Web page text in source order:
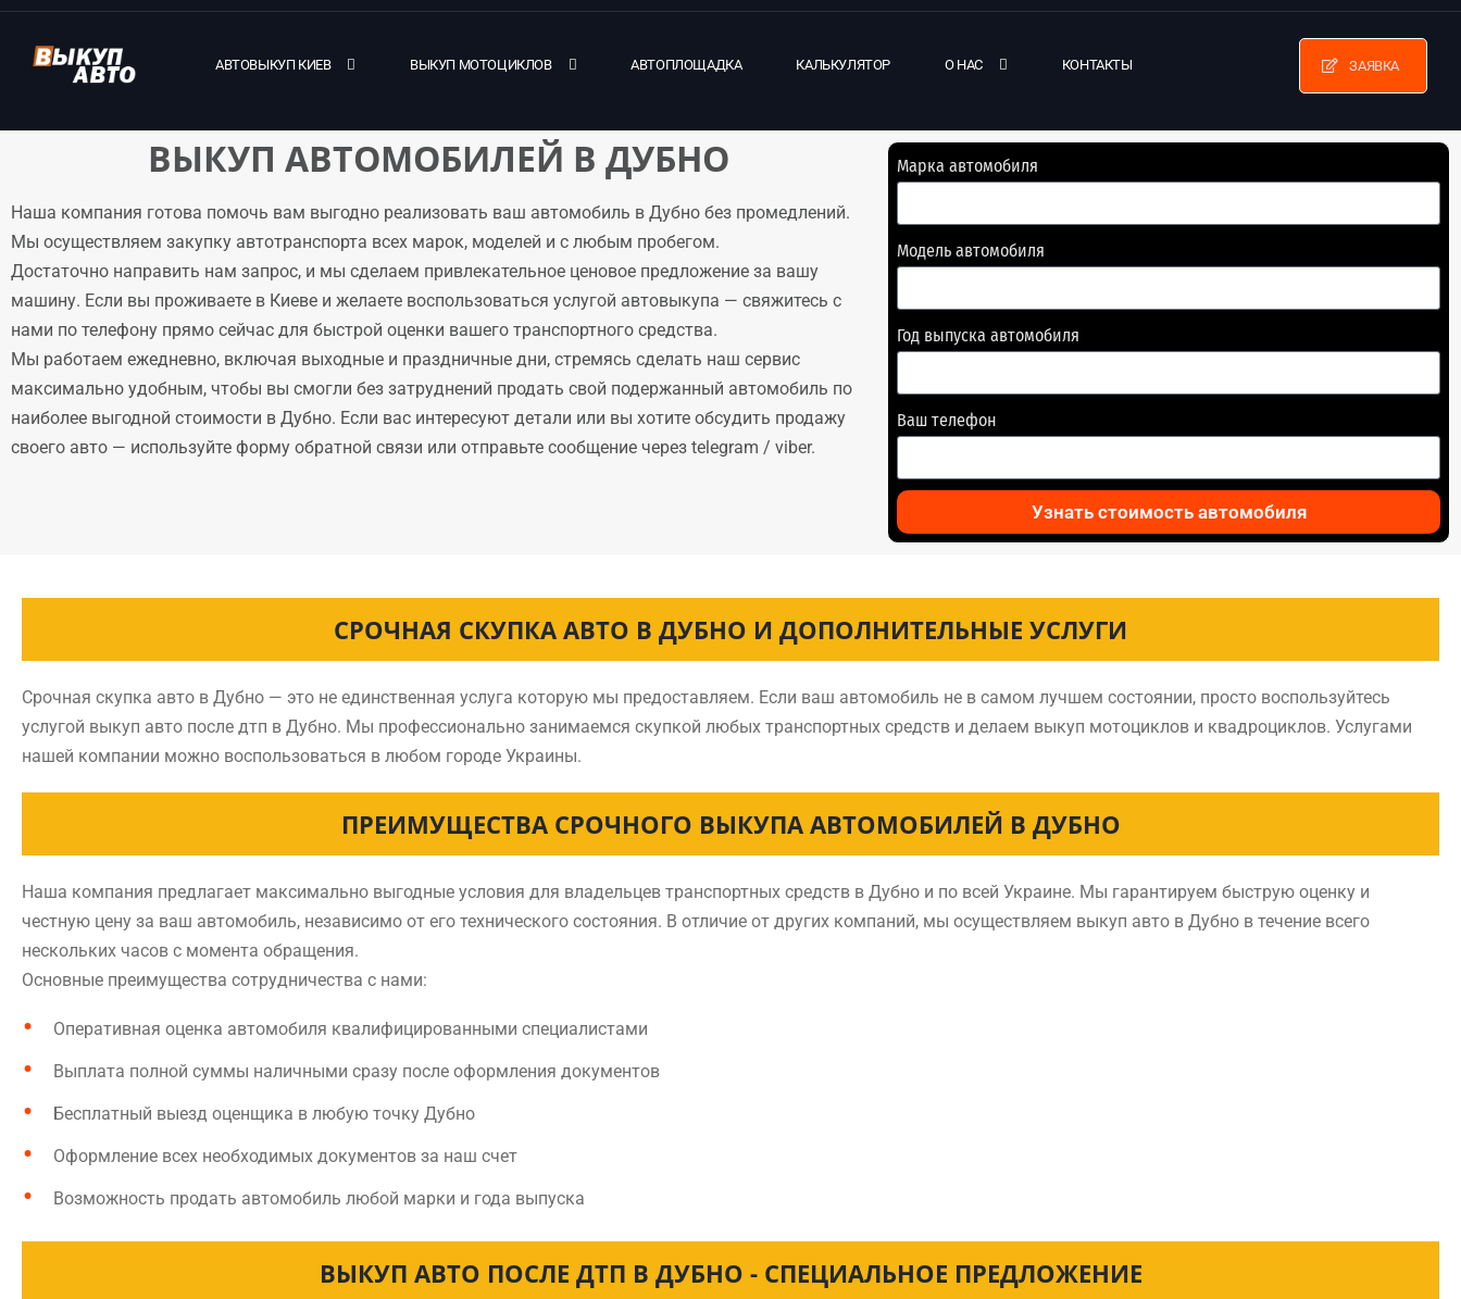
АВТОВЫКУП КИЕВ ВЫКУП МОТОЦИКЛОВ АВТОПЛОЩАДКА КАЛЬКУЛЯТОР О НАС КОНТАКТЫ ЗАЯВКА
ВЫКУП АВТОМОБИЛЕЙ В ДУБНО
Наша компания готова помочь вам выгодно реализовать ваш автомобиль в Дубно без промедлений.
Мы осуществляем закупку автотранспорта всех марок, моделей и с любым пробегом.
Достаточно направить нам запрос, и мы сделаем привлекательное ценовое предложение за вашу
машину. Если вы проживаете в Киеве и желаете воспользоваться услугой автовыкупа — свяжитесь с
нами по телефону прямо сейчас для быстрой оценки вашего транспортного средства.
Мы работаем ежедневно, включая выходные и праздничные дни, стремясь сделать наш сервис
максимально удобным, чтобы вы смогли без затруднений продать свой подержанный автомобиль по
наиболее выгодной стоимости в Дубно. Если вас интересуют детали или вы хотите обсудить продажу
своего авто — используйте форму обратной связи или отправьте сообщение через telegram / viber.
Марка автомобиля
Модель автомобиля
Год выпуска автомобиля
Ваш телефон
Узнать стоимость автомобиля
СРОЧНАЯ СКУПКА АВТО В ДУБНО И ДОПОЛНИТЕЛЬНЫЕ УСЛУГИ
Срочная скупка авто в Дубно — это не единственная услуга которую мы предоставляем. Если ваш автомобиль не в самом лучшем состоянии, просто воспользуйтесь
услугой выкуп авто после дтп в Дубно. Мы профессионально занимаемся скупкой любых транспортных средств и делаем выкуп мотоциклов и квадроциклов. Услугами
нашей компании можно воспользоваться в любом городе Украины.
ПРЕИМУЩЕСТВА СРОЧНОГО ВЫКУПА АВТОМОБИЛЕЙ В ДУБНО
Наша компания предлагает максимально выгодные условия для владельцев транспортных средств в Дубно и по всей Украине. Мы гарантируем быструю оценку и
честную цену за ваш автомобиль, независимо от его технического состояния. В отличие от других компаний, мы осуществляем выкуп авто в Дубно в течение всего
нескольких часов с момента обращения.
Основные преимущества сотрудничества с нами:
Оперативная оценка автомобиля квалифицированными специалистами
Выплата полной суммы наличными сразу после оформления документов
Бесплатный выезд оценщика в любую точку Дубно
Оформление всех необходимых документов за наш счет
Возможность продать автомобиль любой марки и года выпуска
ВЫКУП АВТО ПОСЛЕ ДТП В ДУБНО - СПЕЦИАЛЬНОЕ ПРЕДЛОЖЕНИЕ